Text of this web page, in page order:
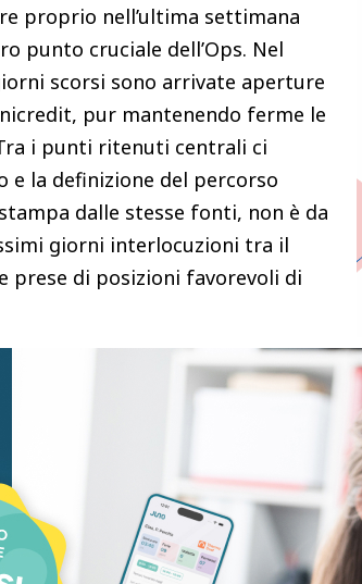
proprio nell’ultima settimana
punto cruciale dell’Ops. Nel
scorsi sono arrivate aperture
pur mantenendo ferme le
i punti ritenuti centrali ci
la definizione del percorso
dalle stesse fonti, non è da
giorni interlocuzioni tra il
prese di posizioni favorevoli di
consenso da parte della
pone finalmente una questione
grandi gruppi bancari
americani e internazionali”,
Italiana Banche
vicenda societaria”, ma
di costruire un mercato